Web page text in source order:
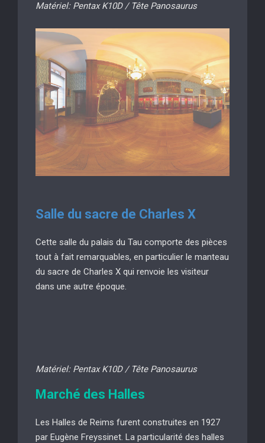
Matériel: Pentax K10D / Tête Panosaurus
Salle du sacre de Charles X
Cette salle du palais du Tau comporte des pièces
tout à fait remarquables, en particulier le manteau
du sacre de Charles X qui renvoie les visiteur
dans une autre époque.
Matériel: Pentax K10D / Tête Panosaurus
Marché des Halles
Les Halles de Reims furent construites en 1927
par Eugène Freyssinet. La particularité des halles